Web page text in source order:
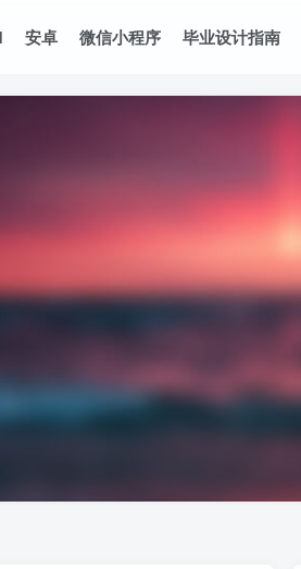
安卓 微信小程序 毕业设计指南